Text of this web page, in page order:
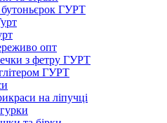
ГУРТ
опт
з фетру ГУРТ
ГУРТ
на ліпучці